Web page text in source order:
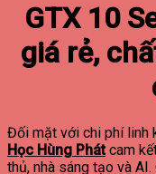
GTX 10
giá rẻ,
Đối mặt với chi phí linh
Học Hùng Phátcam
thủ, nhà sáng tạo và